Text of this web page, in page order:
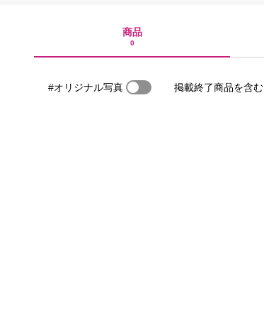
商品
0
#オリジナル写真 掲載終了商品を含む